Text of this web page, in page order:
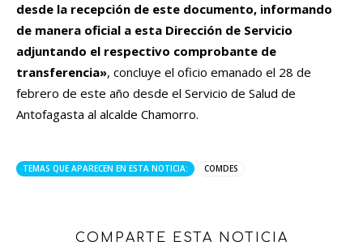
desde la recepción de este documento, informando
de manera oficial a esta Dirección de Servicio
adjuntando el respectivo comprobante de
transferencia», concluye el oficio emanado el 28 de
febrero de este año desde el Servicio de Salud de
Antofagasta al alcalde Chamorro.
TEMAS QUE APARECEN EN ESTA NOTICIA: COMDES
COMPARTE ESTA NOTICIA